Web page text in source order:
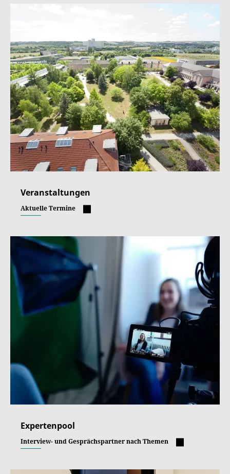
Veranstaltungen
Aktuelle Termine
Expertenpool
Interview- und Gesprächspartner nach Themen